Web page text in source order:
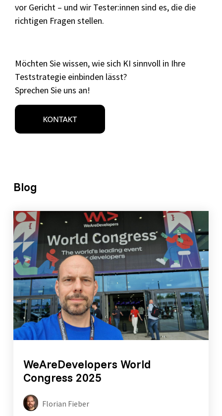
vor Gericht – und wir Tester:innen sind es, die die
richtigen Fragen stellen.
Möchten Sie wissen, wie sich KI sinnvoll in Ihre
Teststrategie einbinden lässt?
Sprechen Sie uns an!
Blog
WeAreDevelopers World
Congress 2025
Florian Fieber